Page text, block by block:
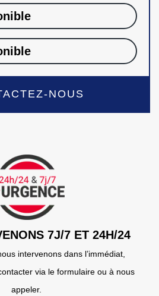
NOUS
7J/7 ET 24H/24
intervenons dans l’immédiat,
via le formulaire ou à nous
appeler.